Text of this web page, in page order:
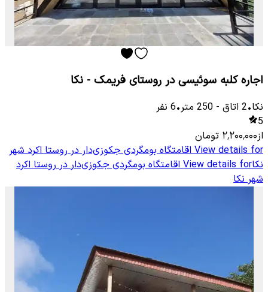
اجاره کلبه سوئیسی در روستای فریمک - نکا
نکا•
2 اتاق -
250 متر•
6 نفر
5
از۲٬۲۰۰٬۰۰۰ تومان
View details for اقامتگاه بومگردی جکوزی‌دار در روستا اکرد شهر
نکاView details for اقامتگاه بومگردی جکوزی‌دار در روستا اکرد
شهر نکا